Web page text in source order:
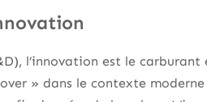
l’innovation est le carburant
» dans le contexte moderne